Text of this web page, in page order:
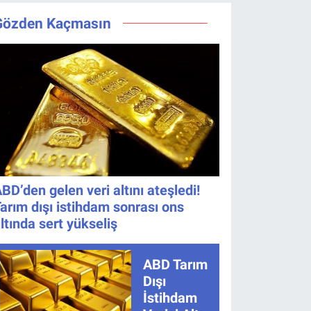
Maçı Ne
Zaman, Saat
Kaçta,
Nereden
İzlenir?
Oldu!
Kaçmasın
gelen veri altını ateşledi!
dışı istihdam sonrası ons
sert yükseliş
ABD Tarım
Dışı
İstihdam